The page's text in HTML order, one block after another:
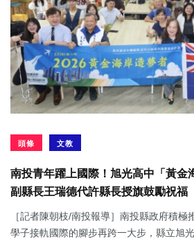
頭條 文教
南投青年躍上國際！旭光高中「黃金
副縣長王瑞德代許縣長授旗鼓勵祝福
［記者陳朝枝/南投報導］南投縣政府積極
學子接軌國際的腳步再跨一大步，縣立旭